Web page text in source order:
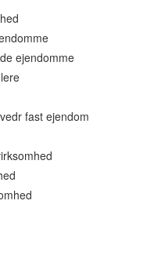
ejendomme
fast ejendom